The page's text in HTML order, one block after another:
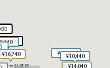
込
¥16,740
ミア 秋葉原
¥11,340
船橋
¥10,440
¥14,040
羽
B4T 田端
込
¥16,740
ミア 秋葉原
¥11,340
船橋
¥10,440
¥14,040
羽
B4T 田端